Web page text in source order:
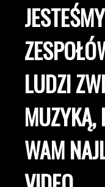
LUDZI
MUZYKĄ,
WAM